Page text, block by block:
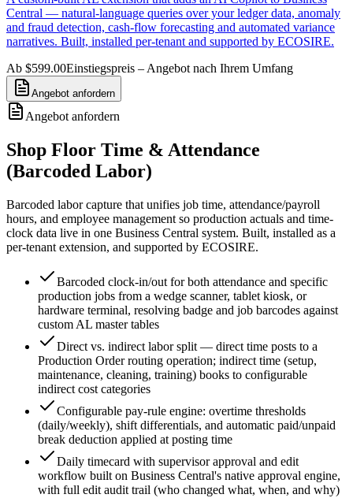
Central — natural-language queries over your ledger data, anomaly
and fraud detection, cash-flow forecasting and automated variance
narratives. Built, installed per-tenant and supported by ECOSIRE.
Ab $599.00Einstiegspreis – Angebot nach Ihrem Umfang
Angebot anfordern
Angebot anfordern
Shop Floor Time & Attendance
(Barcoded Labor)
Barcoded labor capture that unifies job time, attendance/payroll
hours, and employee management so production actuals and time-
clock data live in one Business Central system. Built, installed as a
per-tenant extension, and supported by ECOSIRE.
Barcoded clock-in/out for both attendance and specific
production jobs from a wedge scanner, tablet kiosk, or
hardware terminal, resolving badge and job barcodes against
custom AL master tables
Direct vs. indirect labor split — direct time posts to a
Production Order routing operation; indirect time (setup,
maintenance, cleaning, training) books to configurable
indirect cost categories
Configurable pay-rule engine: overtime thresholds
(daily/weekly), shift differentials, and automatic paid/unpaid
break deduction applied at posting time
Daily timecard with supervisor approval and edit
workflow built on Business Central's native approval engine,
with full edit audit trail (who changed what, when, and why)